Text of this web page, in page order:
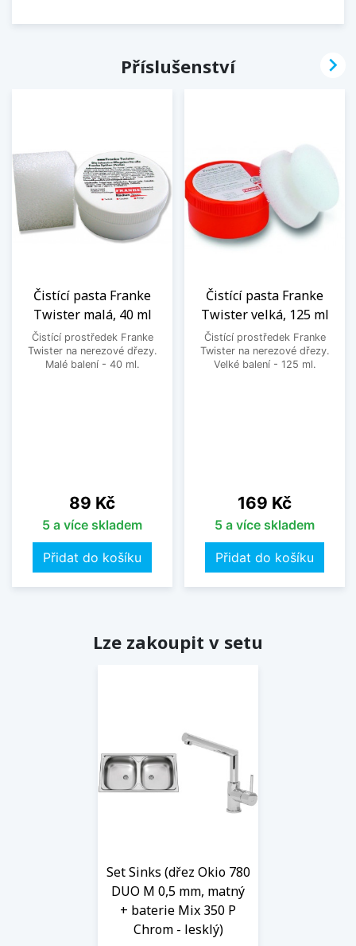
Příslušenství
Čistící pasta Franke
Twister malá, 40 ml
Čistící prostředek Franke
Twister na nerezové dřezy.
Malé balení - 40 ml.
Cena
89 Kč
5 a více skladem
Přidat do košíku
Čistící pasta Franke
Twister velká, 125 ml
Čistící prostředek Franke
Twister na nerezové dřezy.
Velké balení - 125 ml.
Cena
169 Kč
5 a více skladem
Přidat do košíku

Lze zakoupit v setu
Set Sinks (dřez Okio 780
DUO M 0,5 mm, matný
+ baterie Mix 350 P
Chrom - lesklý)